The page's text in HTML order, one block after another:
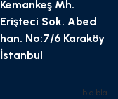
Kemankeş Mh.
Erişteci Sok. Abed
han. No:7/6 Karaköy
İstanbul
bla bla